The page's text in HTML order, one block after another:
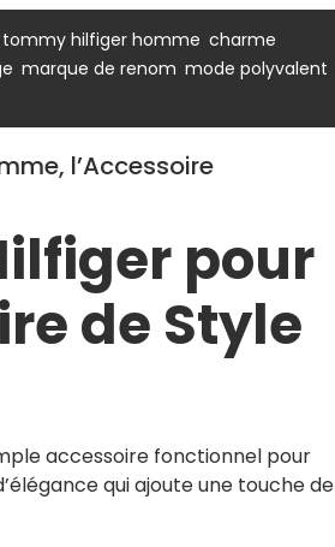
hilfiger homme charme
marque de renom mode polyvalent
l’Accessoire
pour
de Style
accessoire fonctionnel pour
qui ajoute une touche de